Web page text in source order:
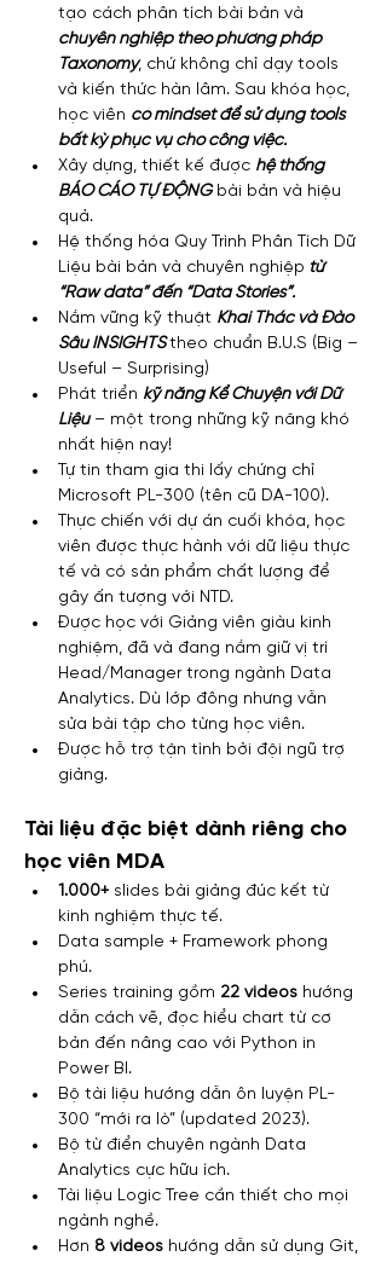
tạo cách phân tích bài bản và
chuyên nghiệp theo phương pháp
Taxonomy, chứ không chỉ dạy tools
và kiến thức hàn lâm. Sau khóa học,
học viên có mindset để sử dụng tools
bất kỳ phục vụ cho công việc.
Xây dựng, thiết kế được hệ thống
BÁO CÁO TỰ ĐỘNG bài bản và hiệu
quả.
Hệ thống hóa Quy Trình Phân Tích Dữ
Liệu bài bản và chuyên nghiệp từ
“Raw data” đến “Data Stories”.
Nắm vững kỹ thuật Khai Thác và Đào
Sâu INSIGHTS theo chuẩn B.U.S (Big –
Useful – Surprising)
Phát triển kỹ năng Kể Chuyện với Dữ
Liệu – một trong những kỹ năng khó
nhất hiện nay!
Tự tin tham gia thi lấy chứng chỉ
Microsoft PL-300 (tên cũ DA-100).
Thực chiến với dự án cuối khóa, học
viên được thực hành với dữ liệu thực
tế và có sản phẩm chất lượng để
gây ấn tượng với NTD.
Được học với Giảng viên giàu kinh
nghiệm, đã và đang nắm giữ vị trí
Head/Manager trong ngành Data
Analytics. Dù lớp đông nhưng vẫn
sửa bài tập cho từng học viên.
Được hỗ trợ tận tình bởi đội ngũ trợ
giảng.
Tài liệu đặc biệt dành riêng cho
học viên MDA
1.000+ slides bài giảng đúc kết từ
kinh nghiệm thực tế.
Data sample + Framework phong
phú.
Series training gồm 22 videos hướng
dẫn cách vẽ, đọc hiểu chart từ cơ
bản đến nâng cao với Python in
Power BI.
Bộ tài liệu hướng dẫn ôn luyện PL-
300 “mới ra lò” (updated 2023).
Bộ từ điển chuyên ngành Data
Analytics cực hữu ích.
Tài liệu Logic Tree cần thiết cho mọi
ngành nghề.
Hơn 8 videos hướng dẫn sử dụng Git,